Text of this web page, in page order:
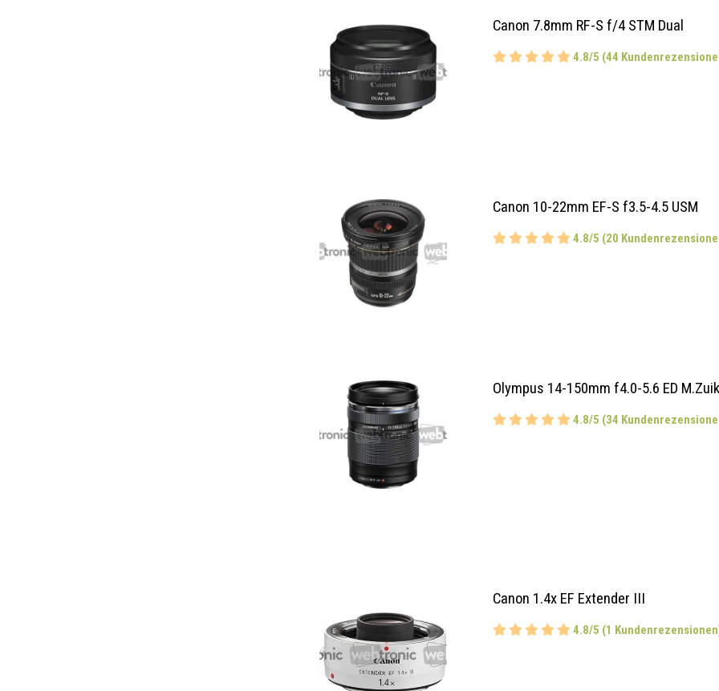
Canon 7.8mm RF-S f/4 STM Dual
4.8/5 (44
Canon 10-22mm EF-S f3.5-4.5 USM
4.8/5 (20
Olympus 14-150mm f4.0-5.6 ED
4.8/5 (34
Canon 1.4x EF Extender III
4.8/5 (1